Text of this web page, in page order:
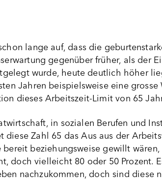
lange auf, dass die
gegenüber früher, als der
wurde, heute deutlich höher
Jahren beispielsweise eine
dieses Arbeitszeit-Limit von 65
in sozialen Berufen und
diese Zahl 65 das Aus aus der
beziehungsweise gewillt
doch vielleicht 80 oder 50 Prozent.
nachzukommen, doch sind diese